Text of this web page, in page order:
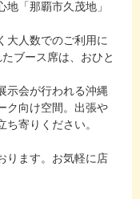
「那覇市久茂地」
大人数でのご利用に
ブース席は、おひと
示会が行われる沖縄
ク向け空間。出張や
寄りください。
ります。お気軽に店